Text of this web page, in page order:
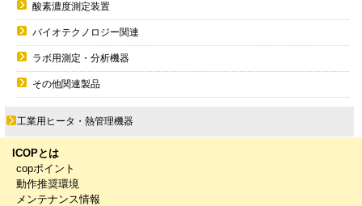
酸素濃度測定装置
バイオテクノロジー関連
ラボ用測定・分析機器
その他関連製品
工業用ヒータ・熱管理機器
ICOPとは
copポイント
動作推奨環境
メンテナンス情報